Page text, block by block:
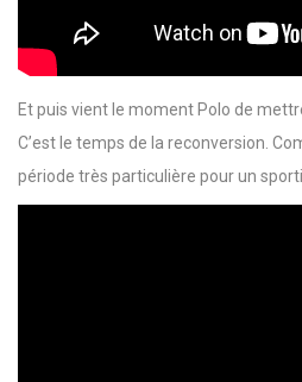
Et puis vient le moment Polo de
C’est le temps de la reconversion.
période très particulière pour un